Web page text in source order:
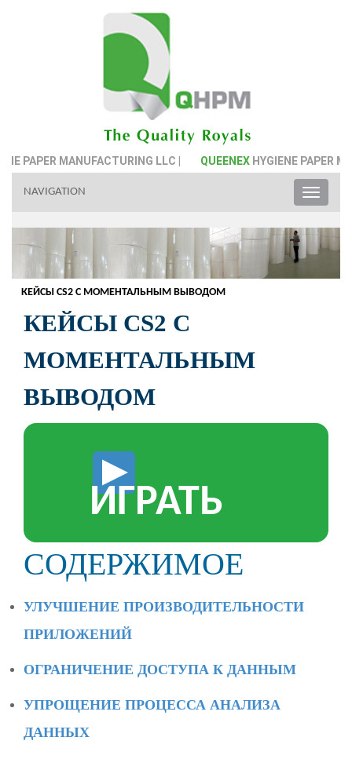
MANUFACTURING LLC | QUEENEXHYGIENE PAPER
Toggle
NAVIGATION
КЕЙСЫ CS2 С МОМЕНТАЛЬНЫМ ВЫВОДОМ
КЕЙСЫ CS2 С
МОМЕНТАЛЬНЫМ
ВЫВОДОМ
ИГРАТЬ
СОДЕРЖИМОЕ
УЛУЧШЕНИЕ ПРОИЗВОДИТЕЛЬНОСТИ
ПРИЛОЖЕНИЙ
ОГРАНИЧЕНИЕ ДОСТУПА К ДАННЫМ
УПРОЩЕНИЕ ПРОЦЕССА АНАЛИЗА
ДАННЫХ